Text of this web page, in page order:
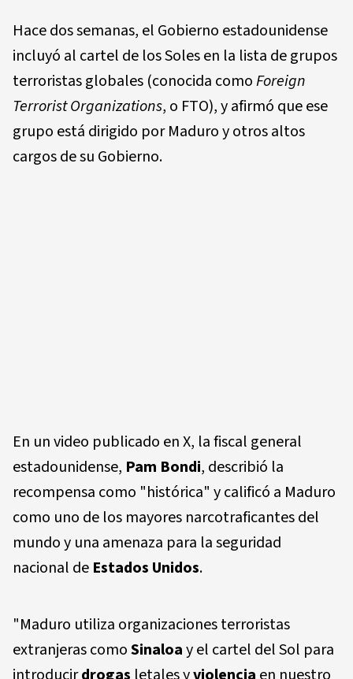
Hace dos semanas, el Gobierno estadounidense
incluyó al cartel de los Soles en la lista de grupos
terroristas globales (conocida comoForeign
Terrorist Organizations, o FTO), y afirmó que ese
grupo está dirigido por Maduro y otros altos
cargos de su Gobierno.
En un video publicado en X, la fiscal general
estadounidense, Pam Bondi, describió la
recompensa como "histórica" y calificó a Maduro
como uno de los mayores narcotraficantes del
mundo y una amenaza para la seguridad
nacional de Estados Unidos.
"Maduro utiliza organizaciones terroristas
extranjeras comoSinaloay el cartel del Sol para